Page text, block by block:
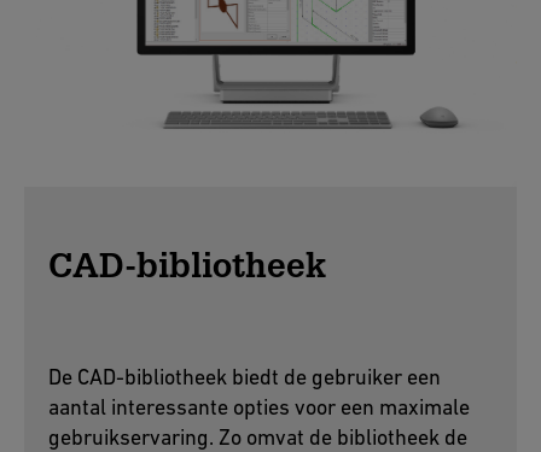
CAD-bibliotheek
De CAD-bibliotheek biedt de gebruiker een
aantal interessante opties voor een maximale
gebruikservaring. Zo omvat de bibliotheek de